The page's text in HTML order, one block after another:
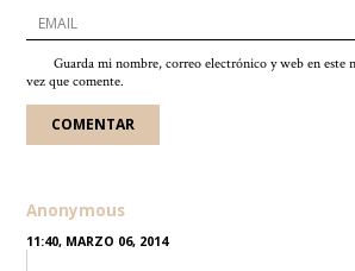
Guarda mi nombre, correo electrónico y web en este
vez que comente.
Anonymous
11:40, MARZO 06, 2014